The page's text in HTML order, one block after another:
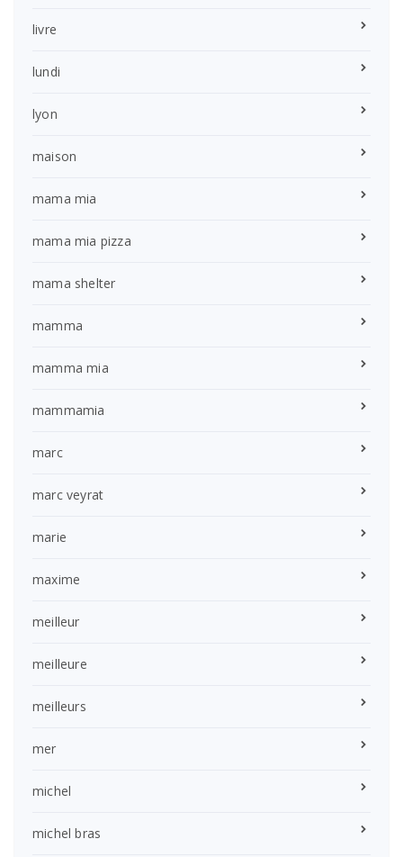
livre
lundi
lyon
maison
mama mia
mama mia pizza
mama shelter
mamma
mamma mia
mammamia
marc
marc veyrat
marie
maxime
meilleur
meilleure
meilleurs
mer
michel
michel bras